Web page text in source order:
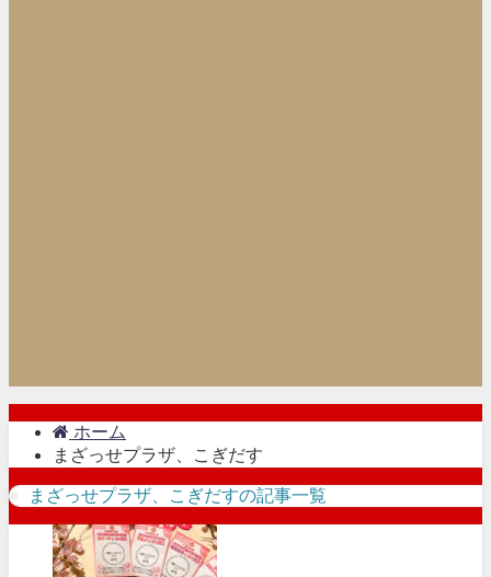
ホーム
まざっせプラザ、こぎだす
まざっせプラザ、こぎだすの記事一覧